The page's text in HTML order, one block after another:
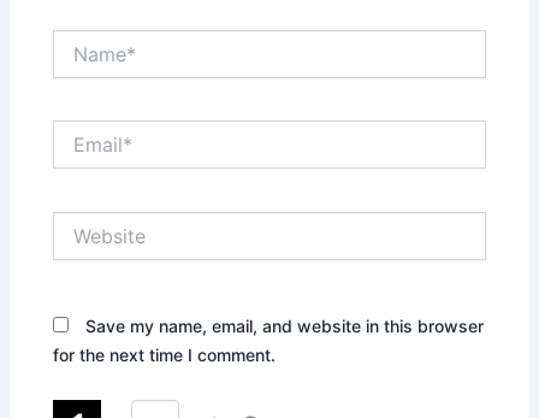
Save my name, email, and website in this browser
for the next time I comment.